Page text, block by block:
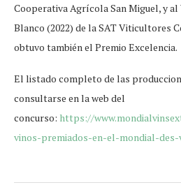
Cooperativa Agrícola San Miguel, y
Blanco (2022) de la SAT Viticultores
obtuvo también el Premio Excelencia.
El listado completo de las
consultarse en la web del
concurso: https://
vinos-premiados-en-el-mondial-des-